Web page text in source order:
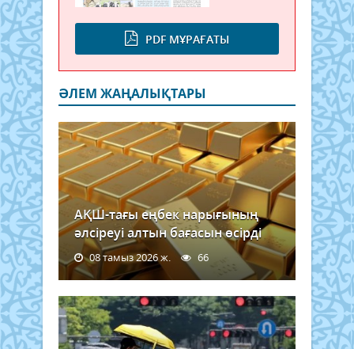
PDF МҰРАҒАТЫ
ӘЛЕМ ЖАҢАЛЫҚТАРЫ
АҚШ-тағы еңбек нарығының
әлсіреуі алтын бағасын өсірді
08 тамыз 2026 ж. 66